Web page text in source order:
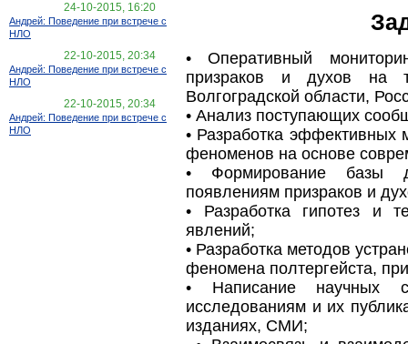
24-10-2015, 16:20
Андрей: Поведение при встрече с
НЛО
22-10-2015, 20:34
Андрей: Поведение при встрече с
НЛО
22-10-2015, 20:34
Андрей: Поведение при встрече с
НЛО
• Оперативный
призраков и духов на
Волгоградской области,
• Анализ поступающих
• Разработка
феноменов на основе
• Формирование базы
появлениям призраков и
• Разработка гипотез и
явлений;
• Разработка методов
феномена полтергейста,
• Написание научных
исследованиям и их
изданиях, СМИ;